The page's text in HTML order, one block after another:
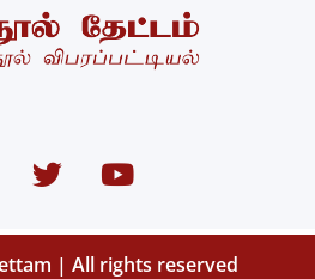
| All rights reserved